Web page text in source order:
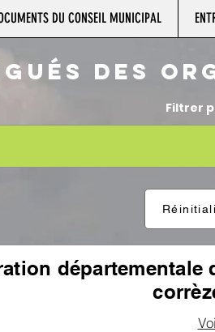
des
Filtrer
DU CONSEIL MUNICIPAL